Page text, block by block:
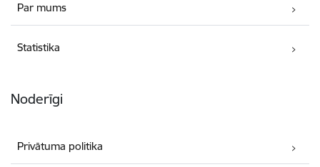
Par mums
Statistika
Noderīgi
Privātuma politika